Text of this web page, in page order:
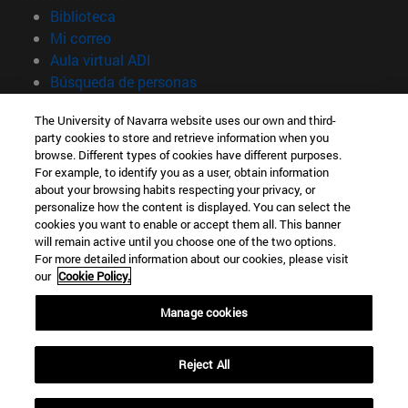
Biblioteca
Mi correo(abre en nueva ventana)
Aula virtual ADI
Búsqueda de personas(abre en nueva ventana)
Información
TFNO +34 948 42 56 00
¿QUÉ GRADO TE INTERESA?
¿QUÉ MÁSTER TE INTERESA?
© Universidad de Navarra
Información legal
Accesibilidad
Configuración de cookies
Localizador de campus
The University of Navarra website uses our own and third-
party cookies to store and retrieve information when you
browse. Different types of cookies have different purposes.
For example, to identify you as a user, obtain information
about your browsing habits respecting your privacy, or
personalize how the content is displayed. You can select the
cookies you want to enable or accept them all. This banner
will remain active until you choose one of the two options.
For more detailed information about our cookies, please visit
our Cookie Policy.
Manage cookies
Reject All